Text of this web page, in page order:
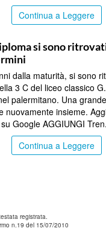
Continua a Leggere
si sono
dalla maturità, si sono
3 C del liceo classico
palermitano. Una
nuovamente insieme.
Google AGGIUNGI
Continua a Leggere
registrata.
n.19 del 15/07/2010